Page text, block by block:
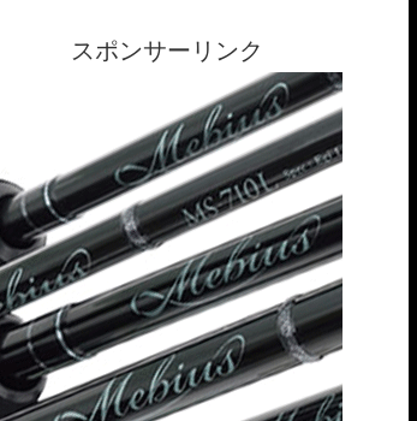
スポンサーリンク